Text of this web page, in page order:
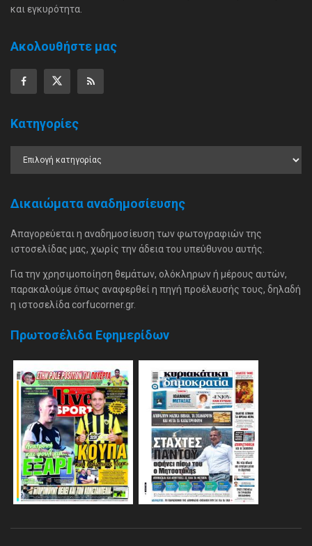
και εγκυρότητα.
Ακολουθήστε μας
Κατηγορίες
Δικαιώματα αναδημοσίευσης
Απαγορεύεται η αναδημοσίευση των φωτογραφιών της
ιστοσελίδας μας, χωρίς την άδεια του υπεύθυνου αυτής.
Για την χρησιμοποίηση θεμάτων, ολόκληρων ή μέρους αυτών,
παρακαλούμε όπως αναφερθεί η πηγή προέλευσής τους, δηλαδή
η ιστοσελίδα corfucorner.gr.
Πρωτοσέλιδα Εφημερίδων